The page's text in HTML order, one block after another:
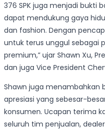
376 SPK juga menjadi bukti
dapat mendukung gaya
dan fashion. Dengan
untuk terus unggul sebagai
premium,” ujar Shawn Xu,
dan juga Vice President
Shawn juga menambahkan
apresiasi yang sebesar-
konsumen. Ucapan terima
seluruh tim penjualan,